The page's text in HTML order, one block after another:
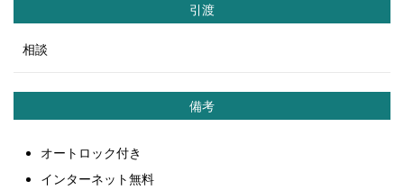
引渡
相談
備考
オートロック付き
インターネット無料